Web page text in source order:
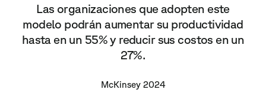
Las organizaciones que adopten este
modelo podrán aumentar su productividad
hasta en un 55% y reducir sus costos en un
27%.
McKinsey 2024